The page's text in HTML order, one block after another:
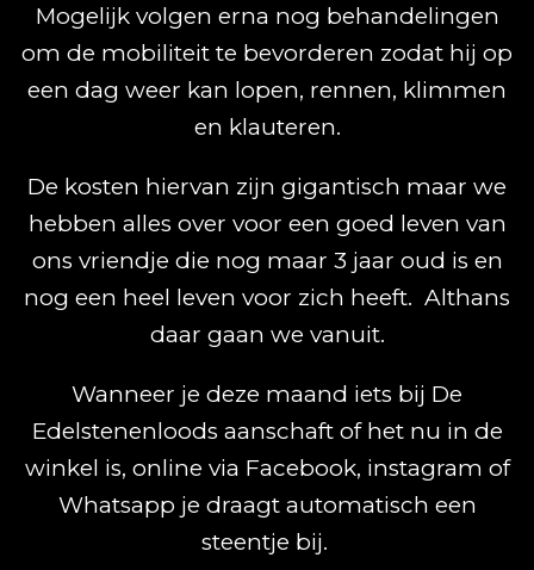
Mogelijk volgen erna nog behandelingen
om de mobiliteit te bevorderen zodat hij op
een dag weer kan lopen, rennen, klimmen
en klauteren.
De kosten hiervan zijn gigantisch maar we
hebben alles over voor een goed leven van
ons vriendje die nog maar 3 jaar oud is en
nog een heel leven voor zich heeft. Althans
daar gaan we vanuit.
Wanneer je deze maand iets bij De
Edelstenenloods aanschaft of het nu in de
winkel is, online via Facebook, instagram of
Whatsapp je draagt automatisch een
steentje bij.